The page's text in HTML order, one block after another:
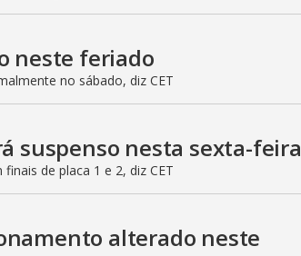
neste feriado
no sábado, diz CET
suspenso nesta sexta-feira
de placa 1 e 2, diz CET
alterado neste